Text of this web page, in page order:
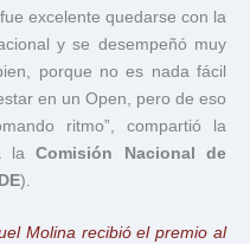
, fue excelente quedarse con la
y se desempeñó muy
porque no es nada fácil
en un Open, pero de eso
ritmo”, compartió la
laComisión Nacional de
).
Molina recibió el premio al